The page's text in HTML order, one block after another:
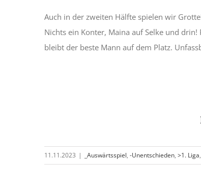
Auch in der zweiten Hälfte spielen wir
Nichts ein Konter, Maina auf Selke und
bleibt der beste Mann auf dem Platz.
11.11.2023 | _Auswärtsspiel, -Unentschieden, >1. Liga,